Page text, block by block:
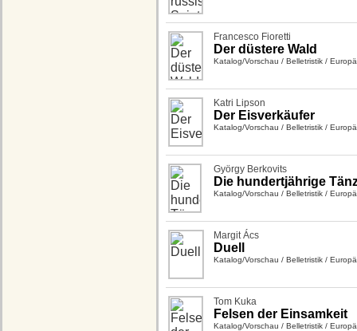
Francesco Fioretti
Der düstere Wald
Katalog/Vorschau / Belletristik /
Katri Lipson
Der Eisverkäufer
Katalog/Vorschau / Belletristik /
György Berkovits
Die hundertjährige
Katalog/Vorschau / Belletristik /
Margit Ács
Duell
Katalog/Vorschau / Belletristik /
Tom Kuka
Felsen der Einsamkeit
Katalog/Vorschau / Belletristik /